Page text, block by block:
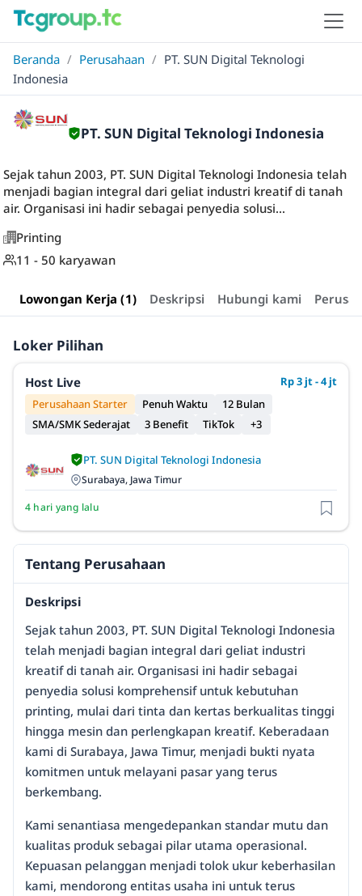
Beranda / Perusahaan / PT. SUN Digital Teknologi
Indonesia
PT. SUN Digital Teknologi Indonesia
Sejak tahun 2003, PT. SUN Digital Teknologi Indonesia telah
menjadi bagian integral dari geliat industri kreatif di tanah
air. Organisasi ini hadir sebagai penyedia solusi...
Printing
11 - 50 karyawan
Lowongan Kerja (1) Deskripsi Hubungi kami
Loker Pilihan
Host Live
Rp 3 jt - 4 jt
Perusahaan Starter
Penuh Waktu
12 Bulan
SMA/SMK Sederajat
3 Benefit TikTok +3
PT. SUN Digital Teknologi Indonesia
Surabaya, Jawa Timur
4 hari yang lalu
Tentang Perusahaan
Deskripsi
Sejak tahun 2003, PT. SUN Digital Teknologi Indonesia
telah menjadi bagian integral dari geliat industri
kreatif di tanah air. Organisasi ini hadir sebagai
penyedia solusi komprehensif untuk kebutuhan
printing, mulai dari tinta dan kertas berkualitas tinggi
hingga mesin dan perlengkapan kreatif. Keberadaan
kami di Surabaya, Jawa Timur, menjadi bukti nyata
komitmen untuk melayani pasar yang terus
berkembang.
Kami senantiasa mengedepankan standar mutu dan
kualitas produk sebagai pilar utama operasional.
Kepuasan pelanggan menjadi tolok ukur keberhasilan
kami, mendorong entitas usaha ini untuk terus